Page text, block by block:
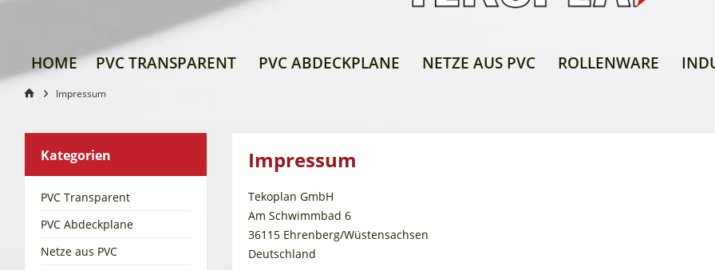
HOME PVC TRANSPARENT PVC ABDECKPLANE NETZE AUS PVC ROLLENWARE
Impressum
Kategorien
PVC Transparent
PVC Abdeckplane
Netze aus PVC
Impressum
Tekoplan GmbH
Am Schwimmbad 6
36115 Ehrenberg/Wüstensachsen
Deutschland